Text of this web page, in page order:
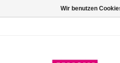
Wir benutzen